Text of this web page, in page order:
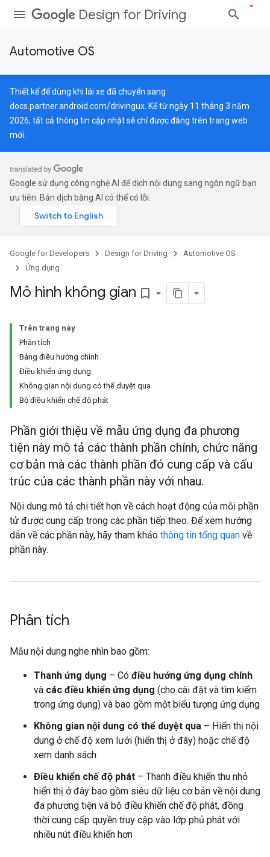
Design for Driving
Automotive OS
Thiết kế để dùng khi lái xe đã chuyển sang
docs.partner.android.com/drivingux . Kể từ ngày 11 tháng 3 năm
2026, tất cả thông tin cập nhật sẽ chỉ được đăng trên trang web
mới.
Google sử dụng công nghệ AI để dịch nội dung sang ngôn ngữ bạn
ưu tiên. Bản dịch bằng AI có thể có lỗi.
Google for Developers Design for Driving
Automotive OS
Ứng dụng
Mô hình không gian bookmark_border
Trên trang này
Phân tích
Bảng điều hướng chính
Điều khiển ứng dụng
Không gian nội dung có thể duyệt qua
Bộ điều khiển chế độ phát
Phần giới thiệu về mẫu ứng dụng đa phương
tiện này mô tả các thành phần chính, chức năng
cơ bản mà các thành phần đó cung cấp và cấu
trúc của các thành phần này với nhau.
Nội dung mô tả chi tiết hơn về cách hoạt động của mỗi phần
tử được cung cấp trong các phần tiếp theo. Để xem hướng
dẫn về các phần này, hãy tham khảo thông tin tổng quan về
phần này.
Phân tích
Mẫu nội dung nghe nhìn bao gồm:
Thanh ứng dụng – Có điều hướng ứng dụng chính
và các điều khiển ứng dụng (cho cài đặt và tìm kiếm
trong ứng dụng) và bao gồm một biểu tượng ứng dụng
Không gian nội dung có thể duyệt qua – Hiển thị nội
dung ở chế độ xem lưới (hiển thị ở đây) hoặc chế độ
xem danh sách
Điều khiển chế độ phát – Thanh điều khiển thu nhỏ
hiển thị ở đây bao gồm siêu dữ liệu cơ bản về nội dung
đa phương tiện và bộ điều khiển chế độ phát, đồng
thời cung cấp quyền truy cập vào lớp phủ phát với
nhiều nút điều khiển hơn